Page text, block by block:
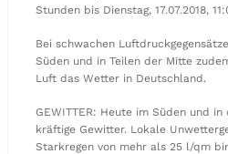
Stunden bis Dienstag, 17.07.2018,
Bei schwachen
Süden und in Teilen der Mitte
Luft das Wetter in Deutschland.
GEWITTER: Heute im Süden und
kräftige Gewitter. Lokale
Starkregen von mehr als 25 l/qm